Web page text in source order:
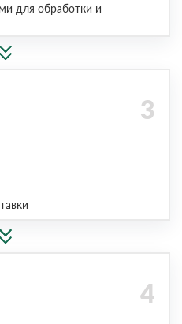
для обработки и